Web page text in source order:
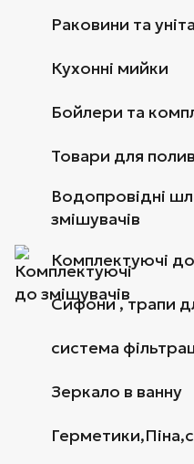
Раковини та
Кухонні мийки
Бойлери та
Товари для
Водопровідні
змішувачів
Комплектуючі
Сифони , трапи
система
Зеркало в ванну